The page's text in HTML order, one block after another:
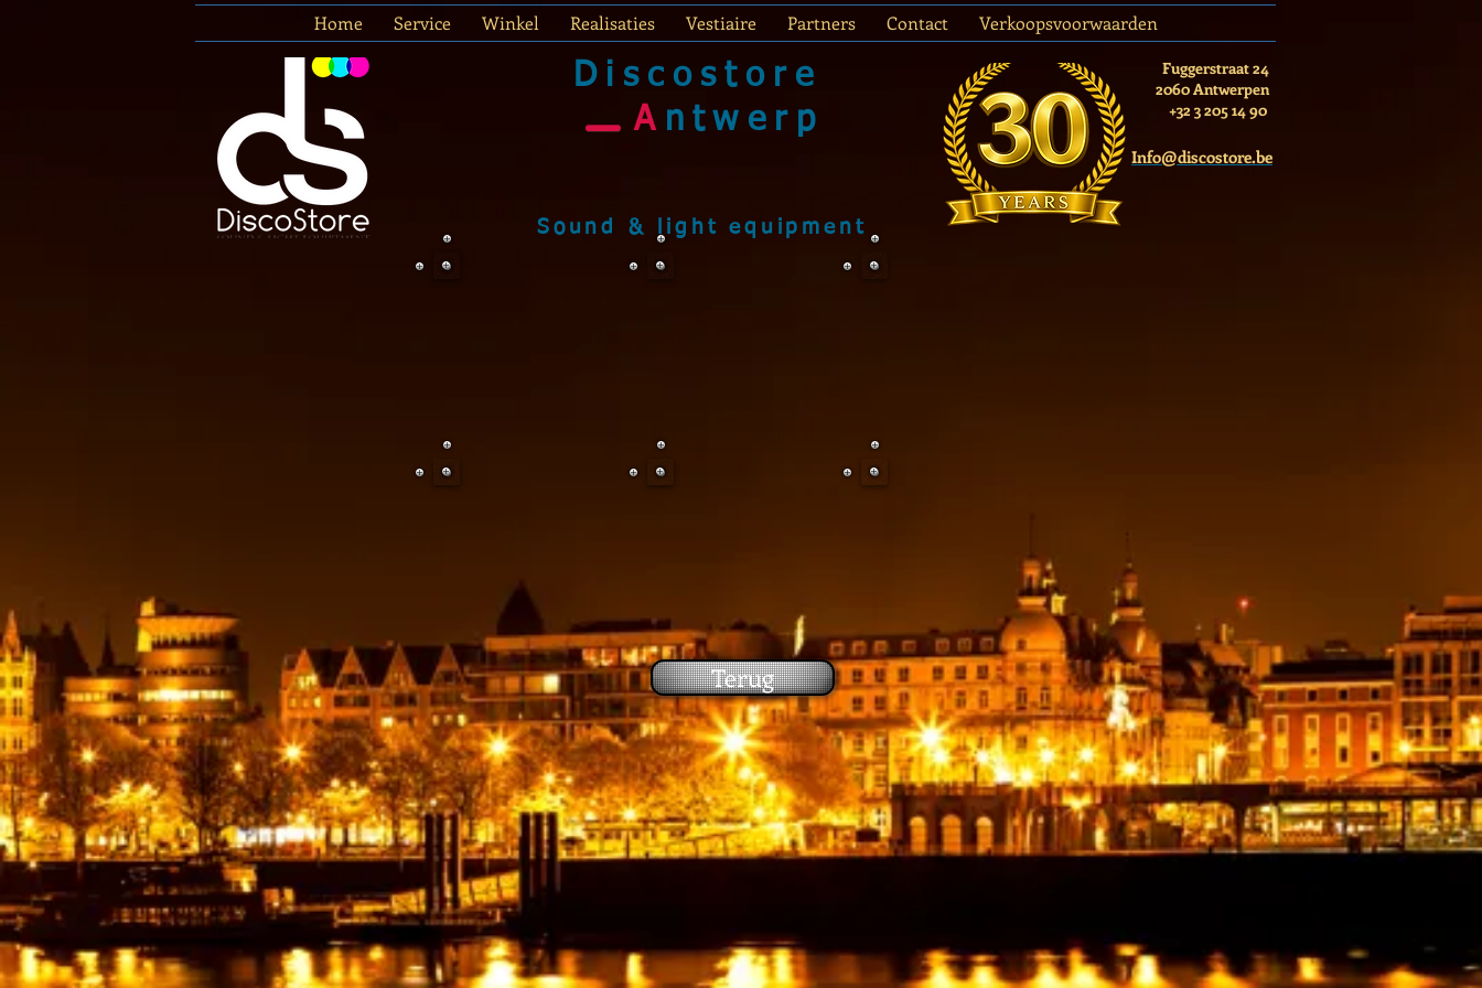
Home Service Winkel Realisaties Vestiaire Partners Contact Verkoopsvoorwaarden
Discostore
A ntwerp
Sound & light equipment
Fuggerstraat 24
2060 Antwerpen
+32 3 205 14 90
Info@discostore.be
Terug